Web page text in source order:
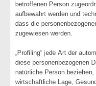
betroffenen Person
aufbewahrt werden und
dass die
zugewiesen werden.
„Profiling“ jede Art der
diese personenbezogenen
natürliche Person
wirtschaftliche Lage,